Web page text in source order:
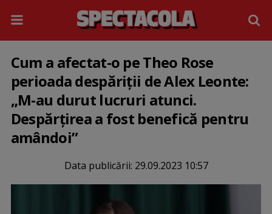
Cum a afectat-o pe Theo Rose
perioada despăriții de Alex Leonte:
„M-au durut lucruri atunci.
Despărțirea a fost benefică pentru
amândoi”
Data publicării: 29.09.2023 10:57